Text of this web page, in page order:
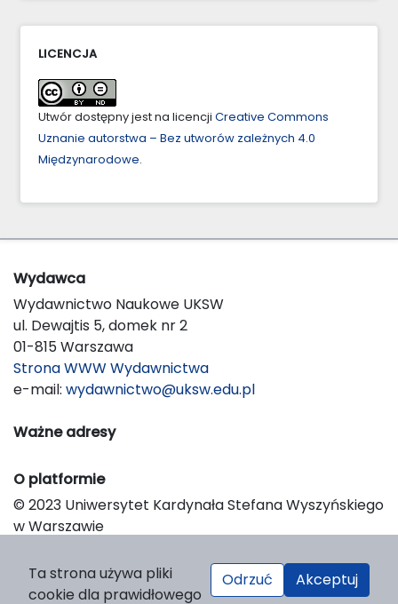
LICENCJA
Utwór dostępny jest na licencji Creative Commons
Uznanie autorstwa – Bez utworów zależnych 4.0
Międzynarodowe.
Wydawca
Wydawnictwo Naukowe UKSW
ul. Dewajtis 5, domek nr 2
01-815 Warszawa
Strona WWW Wydawnictwa
e-mail: wydawnictwo@uksw.edu.pl
Ważne adresy
O platformie
© 2023 Uniwersytet Kardynała Stefana Wyszyńskiego
w Warszawie
Platform & Workflow by OJS/PKP
Ta strona używa pliki
cookie dla prawidłowego
Odrzuć Akceptuj